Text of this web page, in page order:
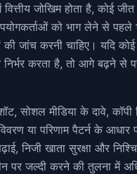
जोखिम होता है, कोई
को भाग लेने से पहले
की जांच करनी चाहिए। यदि
निर्भर करता है, तो आगे बढ़ने से
सोशल मीडिया के दावे, कॉपी
या परिणाम पैटर्न के आधार
निजी खाता सुरक्षा और
पर जल्दी करने की तुलना में